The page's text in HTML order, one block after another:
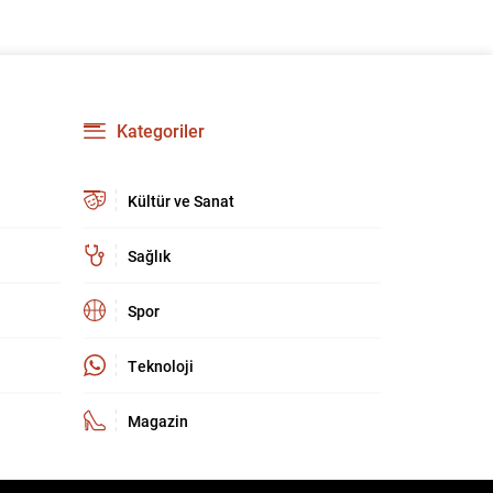
Kategoriler
Kültür ve Sanat
Sağlık
Spor
Teknoloji
Magazin